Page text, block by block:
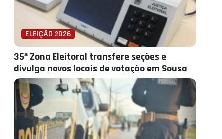
ELEIÇÃO 2026
35ª Zona Eleitoral transfere seções e
divulga novos locais de votação em Sousa